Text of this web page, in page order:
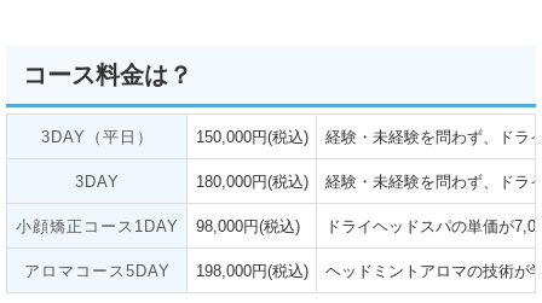
コース料金は？
3DAY（平日） 150,000円(税込) 経験・未経験を問わず、ドラ
3DAY 180,000円(税込) 経験・未経験を問わず、ドラ
小顔矯正コース1DAY 98,000円(税込) ドライヘッドスパの単価が
アロマコース5DAY 198,000円(税込) ヘッドミントアロマの技術が